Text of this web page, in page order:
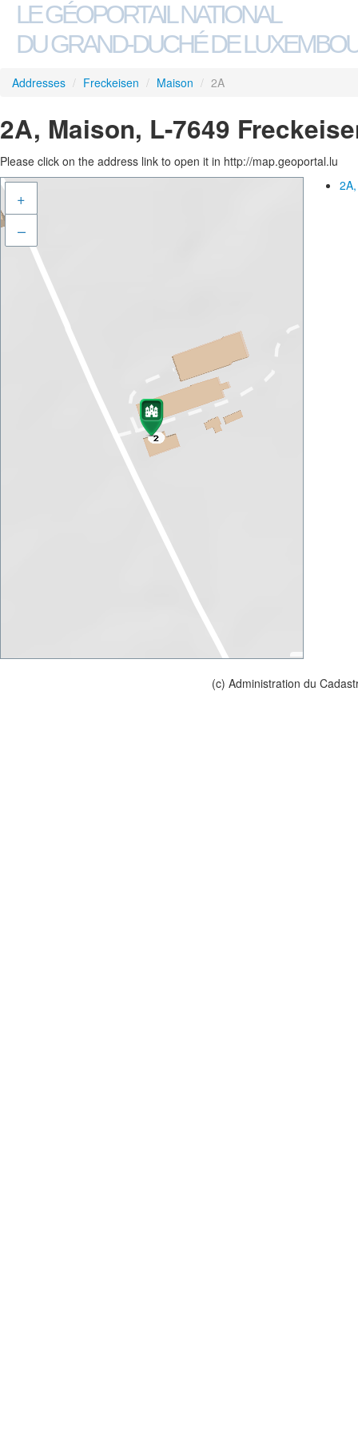
LE GÉOPORTAIL NATIONAL
DU GRAND-DUCHÉ DE
Addresses / Freckeisen / Maison / 2A
2A, Maison, L-7649
Please click on the address link to open it in http://map.geoportal.lu
+
–
(c) Administration du